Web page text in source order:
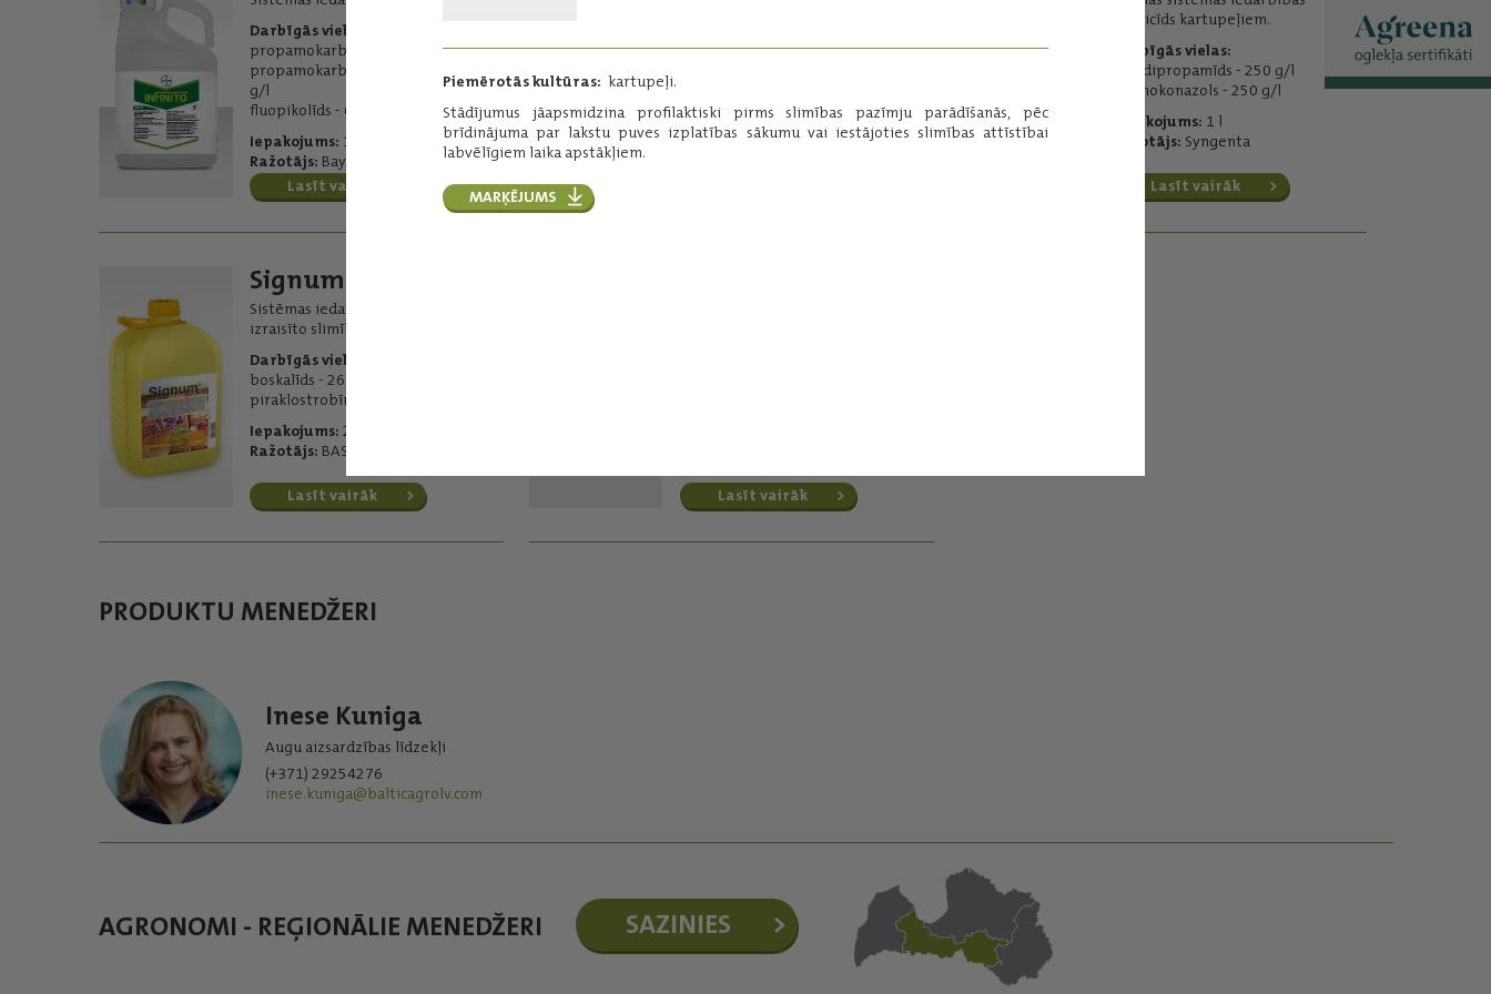
Piemērotās kultūras: kartupeļi.
Stādījumus jāapsmidzina profilaktiski pirms slimības pazīmju parādīšanās, pēc
brīdinājuma par lakstu puves izplatības sākumu vai iestājoties slimības attīstībai
labvēlīgiem laika apstākļiem.
MARĶĒJUMS
Darbīgās vielas:
propamokarbs - 523,8 g/l
propamokarba hidrohlorīds - 625
g/l
fluopikolīds - 62,5 g/l
Iepakojums: 15 l
Ražotājs: Bayer
Lasīt vairāk
Darbīgās vielas:
Ražotājs:ISK Biosciences
fungicīds kartupeļiem.
Darbīgās vielas:
mandipropamīds - 250 g/l
difenokonazols - 250 g/l
Iepakojums: 1 l
Ražotājs: Syngenta
Lasīt vairāk
Signum
Sistēmas iedarbības fungicīds sēņu
izraisīto slimību ierobežošanai.
Darbīgās vielas:
boskalīds - 267 g/kg
piraklostrobīns - 67 g/kg
Iepakojums: 2,5 kg
Ražotājs: BASF
Lasīt vairāk
Lasīt vairāk
PRODUKTU MENEDŽERI
Inese Kuniga
Augu aizsardzības līdzekļi
(+371) 29254276
inese.kuniga@balticagrolv.com
AGRONOMI - REĢIONĀLIE MENEDŽERI SAZINIES